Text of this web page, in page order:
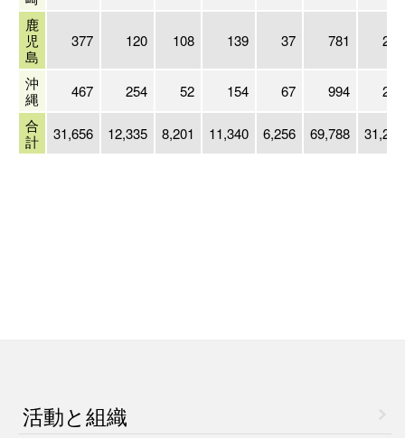
鹿
児
島
377 120 108 139 37 781 297
沖
縄
467 254 52 154 67 994
289
合
計
31,656 12,335 8,201 11,340 6,256 69,788 31,216
活動と組織